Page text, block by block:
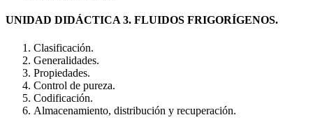
UNIDAD DIDÁCTICA 3. FLUIDOS FRIGORÍGENOS.
Clasificación.
Generalidades.
Propiedades.
Control de pureza.
Codificación.
Almacenamiento, distribución y recuperación.